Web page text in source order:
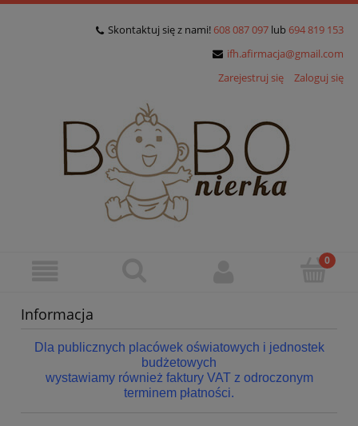
Skontaktuj się z nami! 608 087 097 lub 694 819 153
ifh.afirmacja@gmail.com
Zarejestruj się
Zaloguj się
Informacja
Dla publicznych placówek oświatowych i jednostek
budżetowych
wystawiamy również faktury VAT z odroczonym
terminem płatności.